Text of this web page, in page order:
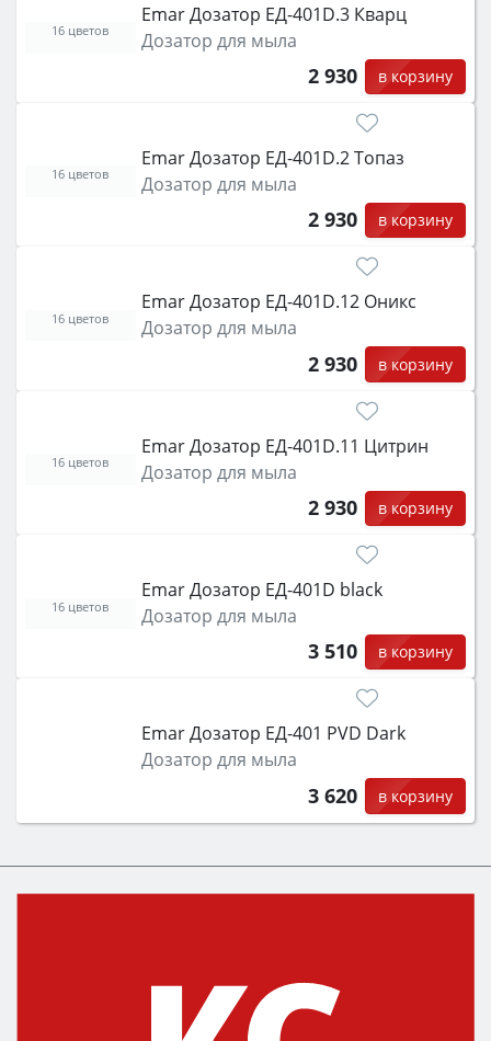
Emar Дозатор ЕД-401D.3 Кварц
Дозатор для мыла
2 930 в корзину
16 цветов
Emar Дозатор ЕД-401D.2 Топаз
Дозатор для мыла
2 930 в корзину
16 цветов
Emar Дозатор ЕД-401D.12 Оникс
Дозатор для мыла
2 930 в корзину
16 цветов
Emar Дозатор ЕД-401D.11 Цитрин
Дозатор для мыла
2 930 в корзину
16 цветов
Emar Дозатор ЕД-401D black
Дозатор для мыла
3 510 в корзину
16 цветов
Emar Дозатор ЕД-401 PVD Dark
Дозатор для мыла
3 620 в корзину